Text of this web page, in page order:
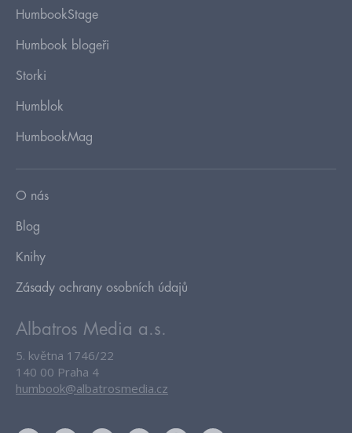
HumbookStage
Humbook blogeři
Storki
Humblok
HumbookMag
O nás
Blog
Knihy
Zásady ochrany osobních údajů
Albatros Media a.s.
5. května 1746/22
140 00 Praha 4
humbook@albatrosmedia.cz